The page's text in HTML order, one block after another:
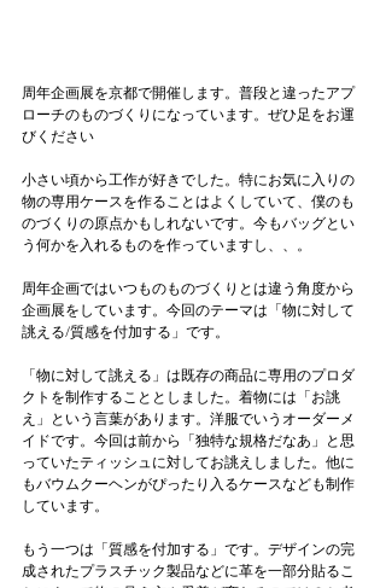
周年企画展を京都で開催します。普段と違ったアプ
ローチのものづくりになっています。ぜひ足をお運
びください
小さい頃から工作が好きでした。特にお気に入りの
物の専用ケースを作ることはよくしていて、僕のも
のづくりの原点かもしれないです。今もバッグとい
う何かを入れるものを作っていますし、、。
周年企画ではいつものものづくりとは違う角度から
企画展をしています。今回のテーマは「物に対して
誂える/質感を付加する」です。
「物に対して誂える」は既存の商品に専用のプロダ
クトを制作することとしました。着物には「お誂
え」という言葉があります。洋服でいうオーダーメ
イドです。今回は前から「独特な規格だなあ」と思
っていたティッシュに対してお誂えしました。他に
もバウムクーヘンがぴったり入るケースなども制作
しています。
もう一つは「質感を付加する」です。デザインの完
成されたプラスチック製品などに革を一部分貼るこ